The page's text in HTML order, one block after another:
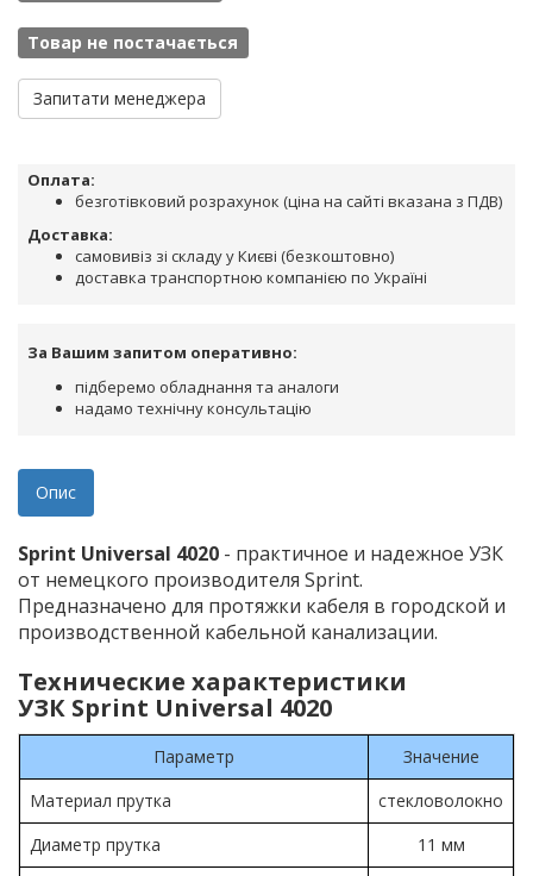
Товар не постачається
Запитати менеджера
Оплата:
безготівковий розрахунок (ціна на сайті вказана з ПДВ)
Доставка:
самовивіз зі складу у Києві (безкоштовно)
доставка транспортною компанією по Україні
За Вашим запитом оперативно:
підберемо обладнання та аналоги
надамо технічну консультацію
Опис
Sprint Universal 4020 - практичное и надежное УЗК
от немецкого производителя Sprint.
Предназначено для протяжки кабеля в городской и
производственной кабельной канализации.
Технические характеристики
УЗК Sprint Universal 4020
Параметр
Значение
Материал прутка
стекловолокно
Диаметр прутка
11 мм